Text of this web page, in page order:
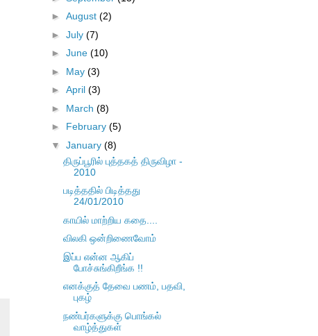
► August (2)
► July (7)
► June (10)
► May (3)
► April (3)
► March (8)
► February (5)
▼ January (8)
திருப்பூரில் புத்தகத் திருவிழா -
2010
படித்ததில் பிடித்தது
24/01/2010
காயில் மாற்றிய கதை....
விலகி ஒன்றிணைவோம்
இப்ப என்ன ஆகிப்
போச்சுங்கிறீங்க !!
எனக்குத் தேவை பணம், பதவி,
புகழ்
நண்பர்களுக்கு பொங்கல்
வாழ்த்துகள்